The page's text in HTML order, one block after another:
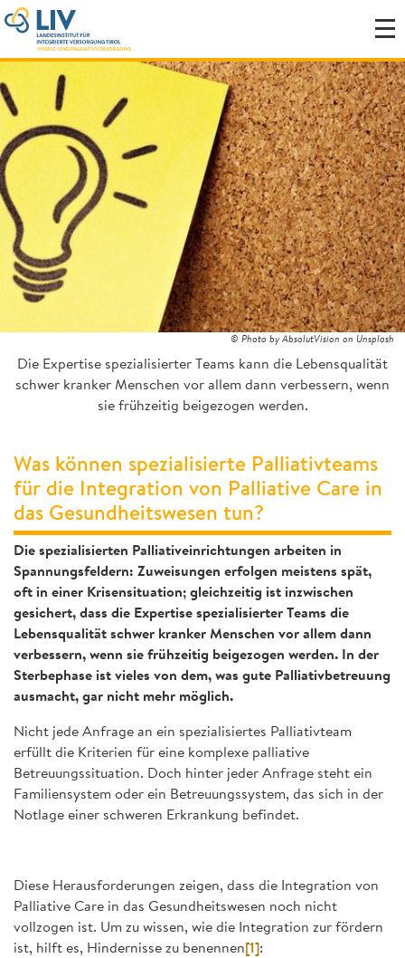
© Photo by AbsolutVision on Unsplash
Die Expertise spezialisierter Teams kann die Lebensqualität
schwer kranker Menschen vor allem dann verbessern, wenn
sie frühzeitig beigezogen werden.
Was können spezialisierte Palliativteams
für die Integration von Palliative Care in
das Gesundheitswesen tun?
Die spezialisierten Palliativeinrichtungen arbeiten in
Spannungsfeldern: Zuweisungen erfolgen meistens spät,
oft in einer Krisensituation; gleichzeitig ist inzwischen
gesichert, dass die Expertise spezialisierter Teams die
Lebensqualität schwer kranker Menschen vor allem dann
verbessern, wenn sie frühzeitig beigezogen werden. In der
Sterbephase ist vieles von dem, was gute Palliativbetreuung
ausmacht, gar nicht mehr möglich.
Nicht jede Anfrage an ein spezialisiertes Palliativteam
erfüllt die Kriterien für eine komplexe palliative
Betreuungssituation. Doch hinter jeder Anfrage steht ein
Familiensystem oder ein Betreuungssystem, das sich in der
Notlage einer schweren Erkrankung befindet.
Diese Herausforderungen zeigen, dass die Integration von
Palliative Care in das Gesundheitswesen noch nicht
vollzogen ist. Um zu wissen, wie die Integration zur fördern
ist, hilft es, Hindernisse zu benennen[1]: